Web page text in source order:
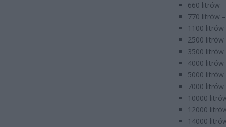
660 litrów
770 litrów
1100 litrów
2500 litrów
3500 litrów
4000 litrów
5000 litrów
7000 litrów
10000
12000
14000